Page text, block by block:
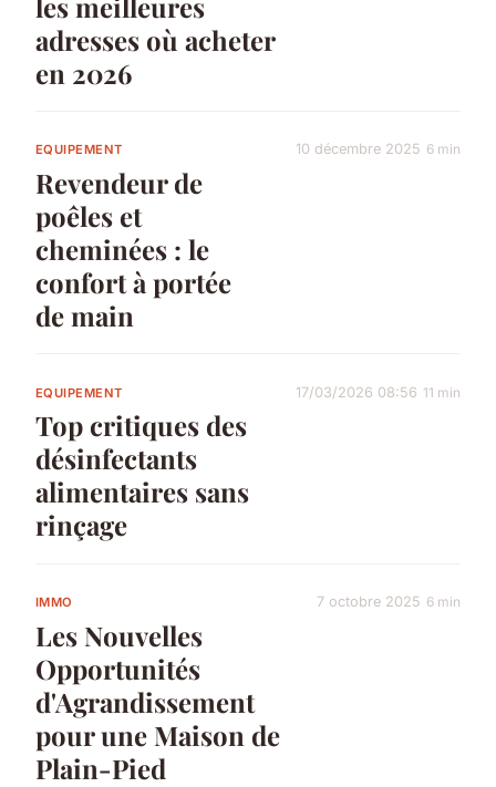
adresses où acheter
en 2026
EQUIPEMENT
Revendeur de
poêles et
cheminées : le
confort à portée
de main
10 décembre 2025 6 min
EQUIPEMENT
Top critiques des
désinfectants
alimentaires sans
rinçage
17/03/2026 08:56 11 min
IMMO
Les Nouvelles
Opportunités
d'Agrandissement
pour une Maison de
Plain-Pied
7 octobre 2025 6 min